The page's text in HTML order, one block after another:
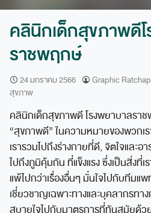
โทรศัพท์
ฮอทไลน์
043-333555
คลินิกเด็กสุขภาพดี
ราชพฤกษ์
24 มกราคม 2566 Graphic
สุขภาพ
คลินิกเด็กสุขภาพดี โรงพยาบาลรา
“สุขภาพดี” ในความหมายของพวกเร
เรารวมไปถึงร่างกายที่ดี, จิตใจแล
ไปถึงภูมิคุ้มกัน ที่แข็งแรง ซึ่งเป็นสิ่งที่
แพ้ไปกว่าเรื่องอื่นๆ มั่นใจไปกับทีม
เชี่ยวชาญเฉพาะทางและบุคลากรท